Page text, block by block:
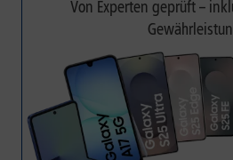
Von Experten geprüft –